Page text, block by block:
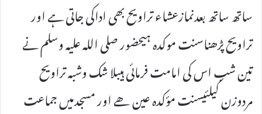
ساتھ ساتھ بعدنمازعشاء تراویح بھی اداکی جاتی ہے اور
تراویح پڑھناسنت موکدہ ہیحضور صلی اللہ علیہ وسلم نے
تین شب اس کی امامت فرمائی ہیبلا شک وشبہ تراویح
مردوزن کیلئیسنت مؤکدہ عین ھے اور مسجدمیں جماعت